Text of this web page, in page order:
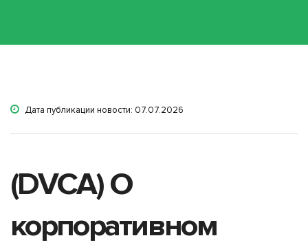
Дата публикации новости: 07.07.2026
(DVCA) О
корпоративном